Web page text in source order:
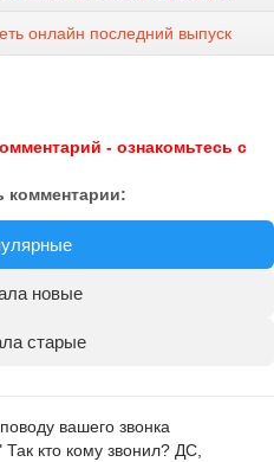
онлайн последний выпуск
- ознакомьтесь с
комментарии:
новые
старые
вашего звонка
кто кому звонил? ДС,